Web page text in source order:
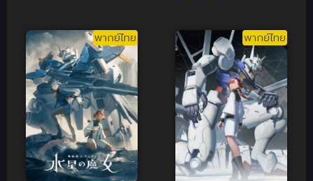
พากย์ไทย พากย์ไทย